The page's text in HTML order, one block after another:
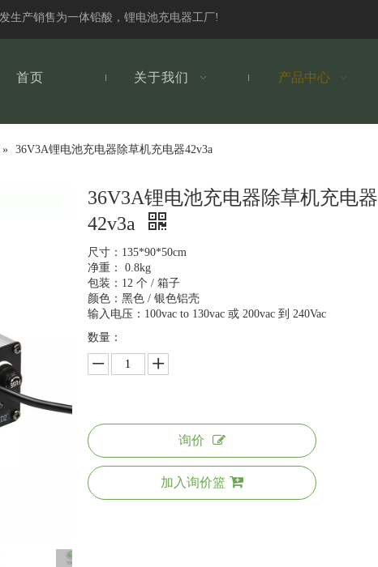
生产销售为一体铅酸，锂电池充电器工厂!
首页 关于我们 产品中心
» 36V3A锂电池充电器除草机充电器42v3a
36V3A锂电池充电器除草机充电器
42v3a
尺寸：135*90*50cm
净重： 0.8kg
包装：12 个 / 箱子
颜色：黑色 / 银色铝壳
输入电压：100vac to 130vac 或 200vac 到 240Vac
数量：
询价
加入询价篮